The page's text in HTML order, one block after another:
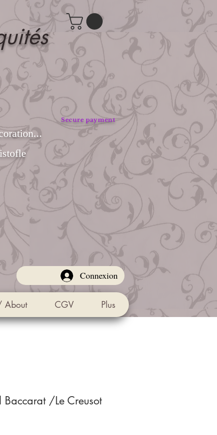
Secure payment
Connexion
About CGV Plus
/Le Creusot